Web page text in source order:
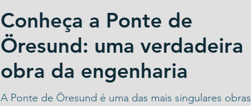
Conheça a Ponte de
Öresund: uma verdadeira
obra da engenharia
A Ponte de Öresund é uma das mais singulares obras